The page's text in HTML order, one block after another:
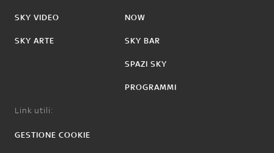
SKY VIDEO
SKY ARTE
NOW
SKY BAR
SPAZI SKY
PROGRAMMI
Link utili:
GESTIONE COOKIE